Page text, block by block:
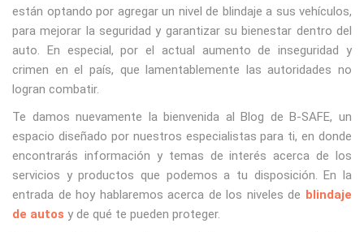
están optando por agregar un nivel de blindaje a sus vehículos,
para mejorar la seguridad y garantizar su bienestar dentro del
auto. En especial, por el actual aumento de inseguridad y
crimen en el país, que lamentablemente las autoridades no
logran combatir.
Te damos nuevamente la bienvenida al Blog de B-SAFE, un
espacio diseñado por nuestros especialistas para ti, en donde
encontrarás información y temas de interés acerca de los
servicios y productos que podemos a tu disposición. En la
entrada de hoy hablaremos acerca de los niveles de blindaje
de autos y de qué te pueden proteger.